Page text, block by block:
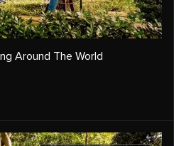
Around The World